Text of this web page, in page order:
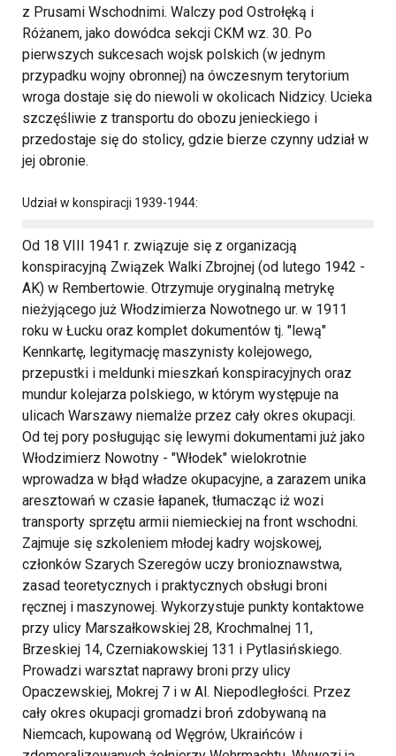
z Prusami Wschodnimi. Walczy pod Ostrołęką i
Różanem, jako dowódca sekcji CKM wz. 30. Po
pierwszych sukcesach wojsk polskich (w jednym
przypadku wojny obronnej) na ówczesnym terytorium
wroga dostaje się do niewoli w okolicach Nidzicy. Ucieka
szczęśliwie z transportu do obozu jenieckiego i
przedostaje się do stolicy, gdzie bierze czynny udział w
jej obronie.
Udział w konspiracji 1939-1944:
Od 18 VIII 1941 r. związuje się z organizacją
konspiracyjną Związek Walki Zbrojnej (od lutego 1942 -
AK) w Rembertowie. Otrzymuje oryginalną metrykę
nieżyjącego już Włodzimierza Nowotnego ur. w 1911
roku w Łucku oraz komplet dokumentów tj. "lewą"
Kennkartę, legitymację maszynisty kolejowego,
przepustki i meldunki mieszkań konspiracyjnych oraz
mundur kolejarza polskiego, w którym występuje na
ulicach Warszawy niemalże przez cały okres okupacji.
Od tej pory posługując się lewymi dokumentami już jako
Włodzimierz Nowotny - "Włodek" wielokrotnie
wprowadza w błąd władze okupacyjne, a zarazem unika
aresztowań w czasie łapanek, tłumacząc iż wozi
transporty sprzętu armii niemieckiej na front wschodni.
Zajmuje się szkoleniem młodej kadry wojskowej,
członków Szarych Szeregów uczy bronioznawstwa,
zasad teoretycznych i praktycznych obsługi broni
ręcznej i maszynowej. Wykorzystuje punkty kontaktowe
przy ulicy Marszałkowskiej 28, Krochmalnej 11,
Brzeskiej 14, Czerniakowskiej 131 i Pytlasińskiego.
Prowadzi warsztat naprawy broni przy ulicy
Opaczewskiej, Mokrej 7 i w Al. Niepodległości. Przez
cały okres okupacji gromadzi broń zdobywaną na
Niemcach, kupowaną od Węgrów, Ukraińców i